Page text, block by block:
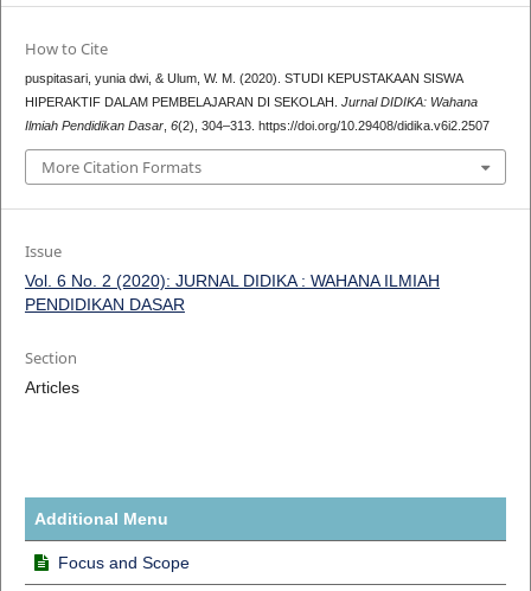
How to Cite
puspitasari, yunia dwi, & Ulum, W. M. (2020). STUDI KEPUSTAKAAN SISWA
HIPERAKTIF DALAM PEMBELAJARAN DI SEKOLAH. Jurnal DIDIKA: Wahana
Ilmiah Pendidikan Dasar, 6(2), 304–313. https://doi.org/10.29408/didika.v6i2.2507
More Citation Formats
Issue
Vol. 6 No. 2 (2020): JURNAL DIDIKA : WAHANA ILMIAH
PENDIDIKAN DASAR
Section
Articles
Additional Menu
Focus and Scope